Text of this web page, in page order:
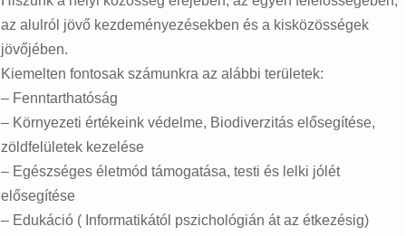
az alulról jövő kezdeményezésekben és a kisközösségek
jövőjében.
Kiemelten fontosak számunkra az alábbi területek:
– Fenntarthatóság
– Környezeti értékeink védelme, Biodiverzitás elősegítése,
zöldfelületek kezelése
– Egészséges életmód támogatása, testi és lelki jólét
elősegítése
– Edukáció ( Informatikától pszichológián át az étkezésig)